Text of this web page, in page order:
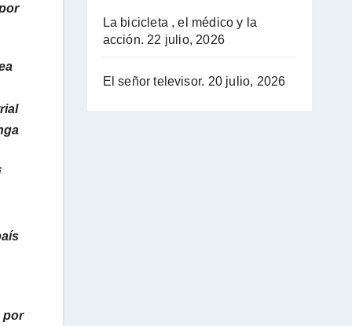
por
La bicicleta , el médico y la
acción. 22 julio, 2026
El señor televisor. 20 julio, 2026